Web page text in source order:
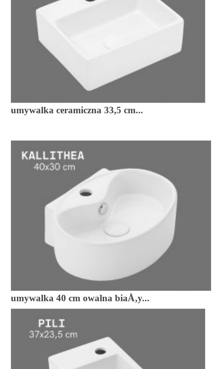
umywalka ceramiczna 33,5 cm...
umywalka 40 cm owalna biaÅ‚y...